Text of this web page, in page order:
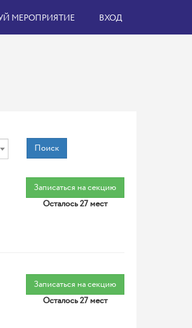
МЕРОПРИЯТИЕ ВХОД
Поиск
Записаться на секцию
Осталось 27 мест
Записаться на секцию
Осталось 27 мест